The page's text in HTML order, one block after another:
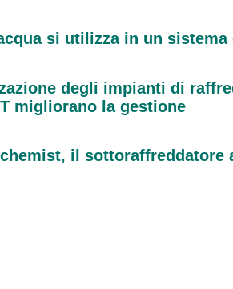
si utilizza in un
degli impianti di
migliorano la gestione
il sottoraffreddatore